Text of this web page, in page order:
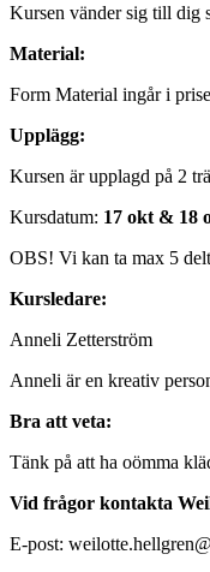
Kursen vänder sig till dig
Material:
Form Material ingår i
Upplägg:
Kursen är upplagd på 2
Kursdatum: 17 okt & 18
OBS! Vi kan ta max 5
Kursledare:
Anneli Zetterström
Anneli är en kreativ
Bra att veta:
Tänk på att ha oömma
Vid frågor kontakta
E-post: